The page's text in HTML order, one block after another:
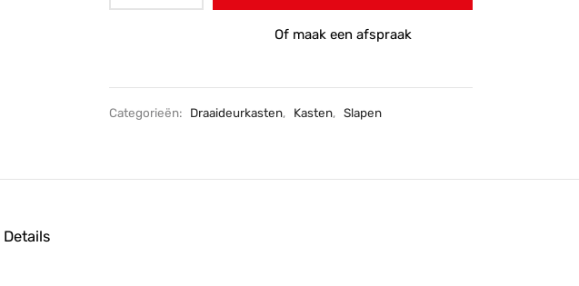
Of maak een afspraak
Categorieën: Draaideurkasten, Kasten, Slapen
Details